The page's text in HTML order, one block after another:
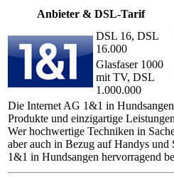
Anbieter & DSL-Tarif
DSL 16, DSL
16.000
Glasfaser 1000
mit TV, DSL
1.000.000
Die Internet AG 1&1 in
Produkte und einzigartige
Wer hochwertige Techniken in
aber auch in Bezug auf Handys und
1&1 in Hundsangen hervorragend